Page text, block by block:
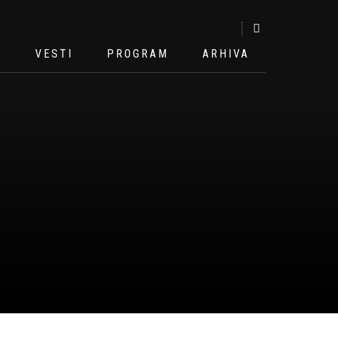
VESTI PROGRAM ARHIVA